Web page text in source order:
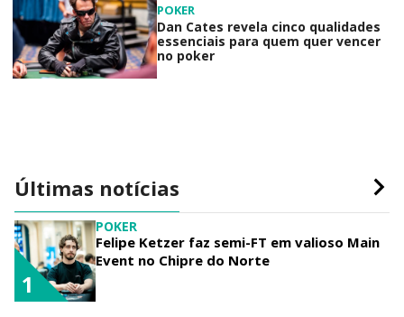
POKER
Dan Cates revela cinco qualidades
essenciais para quem quer vencer
no poker
Últimas notícias
POKER
Felipe Ketzer faz semi-FT em valioso Main
Event no Chipre do Norte
1